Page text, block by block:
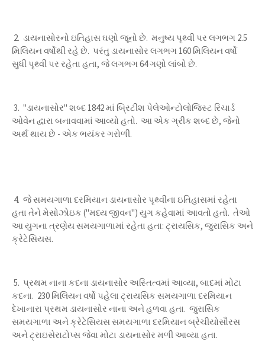
2. ડાયનાસોરનો ઇતિહાસ ઘણો જૂનો છે. મનુષ્ય પૃથ્વી પર લગભગ 2.5
મિલિયન વર્ષોથી રહે છે. પરંતુ ડાયનાસોર લગભગ 160 મિલિયન વર્ષો
સુધી પૃથ્વી પર રહેતા હતા, જે લગભગ 64 ગણો લાંબો છે.
3. "ડાયનાસોર" શબ્દ 1842 માં બ્રિટીશ પેલેઓન્ટોલોજિસ્ટ રિચાર્ડ
ઓવેન દ્વારા બનાવવામાં આવ્યો હતો. આ એક ગ્રીક શબ્દ છે, જેનો
અર્થ થાય છે - એક ભયંકર ગરોળી.
4. જે સમયગાળા દરમિયાન ડાયનાસોર પૃથ્વીના ઇતિહાસમાં રહેતા
હતા તેને મેસોઝોઇક ("મધ્ય જીવન") યુગ કહેવામાં આવતો હતો. તેઓ
આ યુગના ત્રણેય સમયગાળામાં રહેતા હતા: ટ્રાયસિક, જુરાસિક અને
ક્રેટેસિયસ.
5. પ્રથમ નાના કદના ડાયનાસોર અસ્તિત્વમાં આવ્યા, બાદમાં મોટા
કદના. 230 મિલિયન વર્ષો પહેલા ટ્રાયસિક સમયગાળા દરમિયાન
દેખાનારા પ્રથમ ડાયનાસોર નાના અને હળવા હતા. જુરાસિક
સમયગાળા અને ક્રેટેસિયસ સમયગાળા દરમિયાન બ્રેચીયોસૌરસ
અને ટ્રાઇસેરાટોપ્સ જેવા મોટા ડાયનાસોર મળી આવ્યા હતા.